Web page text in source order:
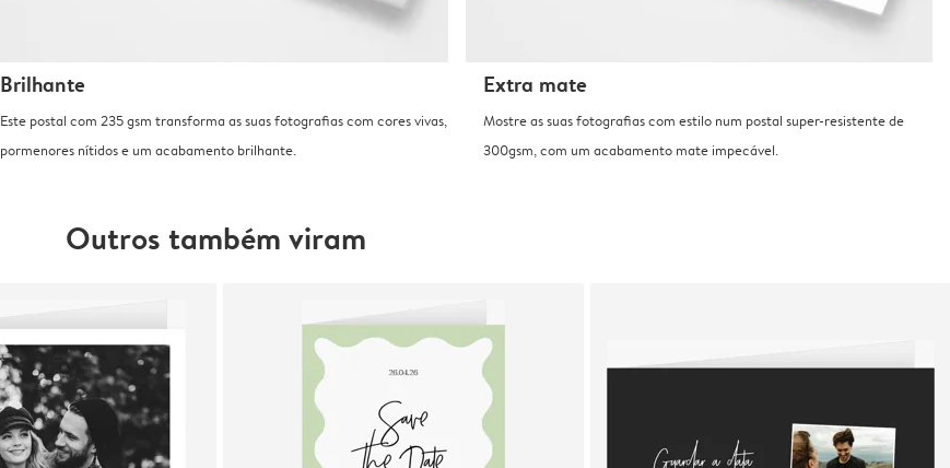
Brilhante
Este postal com 235 gsm transforma as suas fotografias com cores vivas,
pormenores nítidos e um acabamento brilhante.
Extra mate
Mostre as suas fotografias com estilo num postal super-resistente de
300gsm, com um acabamento mate impecável.
Outros também viram